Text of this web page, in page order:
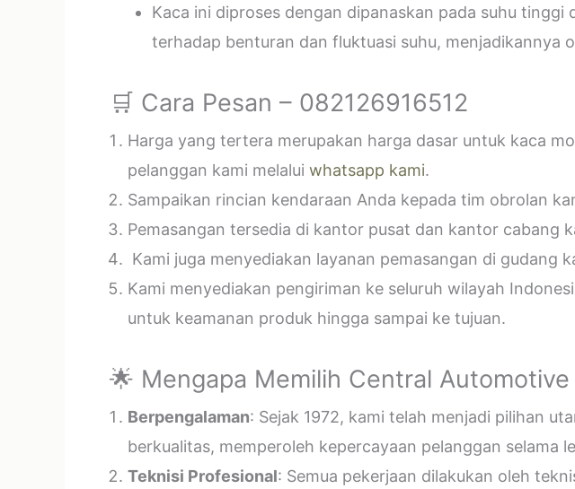
Kaca ini diproses dengan dipanaskan pada suhu
terhadap benturan dan fluktuasi suhu, menjadikannya
🛒 Cara Pesan – 082126916512
Harga yang tertera merupakan harga dasar untuk kaca
pelanggan kami melalui whatsapp kami.
Sampaikan rincian kendaraan Anda kepada tim obrolan
Pemasangan tersedia di kantor pusat dan kantor cabang
Kami juga menyediakan layanan pemasangan di gudang
Kami menyediakan pengiriman ke seluruh wilayah
untuk keamanan produk hingga sampai ke tujuan.
🌟 Mengapa Memilih Central Automotive
Berpengalaman: Sejak 1972, kami telah menjadi pilihan
berkualitas, memperoleh kepercayaan pelanggan selama
Teknisi Profesional: Semua pekerjaan dilakukan oleh